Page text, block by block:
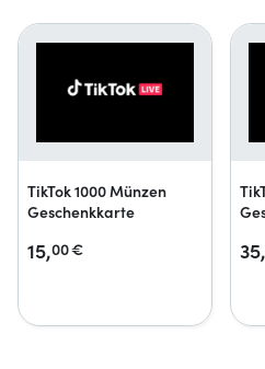
TikTok 1000 Münzen
Geschenkkarte
15,00€